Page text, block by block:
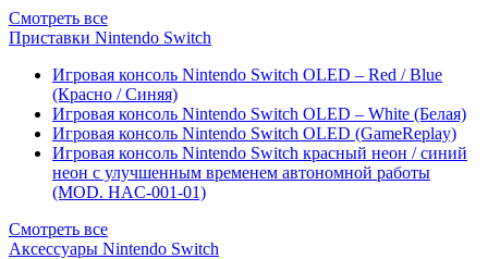
Смотреть все
Приставки Nintendo Switch
Игровая консоль Nintendo Switch OLED – Red / Blue
(Красно / Синяя)
Игровая консоль Nintendo Switch OLED – White (Белая)
Игровая консоль Nintendo Switch OLED (GameReplay)
Игровая консоль Nintendo Switch красный неон / синий
неон с улучшенным временем автономной работы
(MOD. HAC-001-01)
Смотреть все
Аксессуары Nintendo Switch